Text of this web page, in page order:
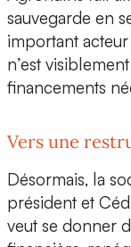
sauvegarde en
important
n’est
financements
Vers une
Désormais, la
président et
veut se donner